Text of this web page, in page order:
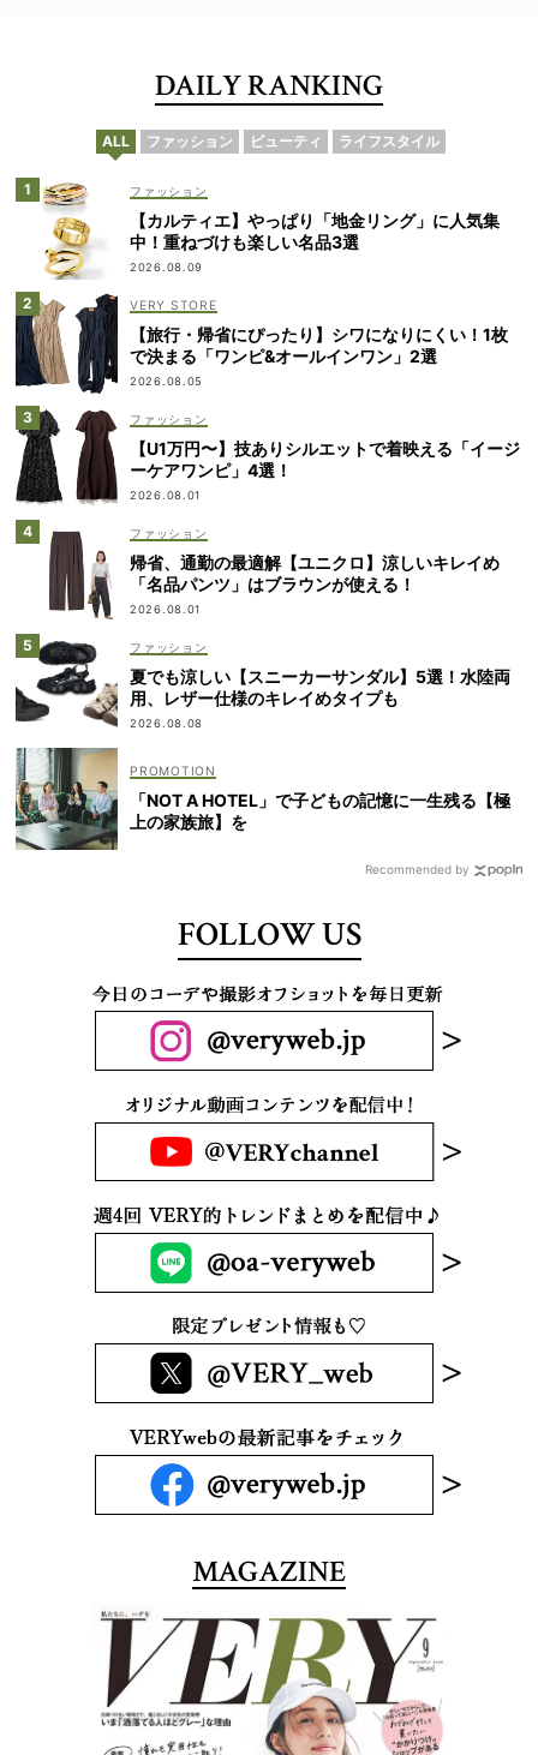
DAILY RANKING
ALL ファッション ビューティ ライフスタイル
ファッション
【カルティエ】やっぱり「地金リング」に人気集
中！重ねづけも楽しい名品3選
2026.08.09
VERY STORE
【旅行・帰省にぴったり】シワになりにくい！1枚
で決まる「ワンピ&オールインワン」2選
2026.08.05
ファッション
【U1万円〜】技ありシルエットで着映える「イージ
ーケアワンピ」4選！
2026.08.01
ファッション
帰省、通勤の最適解【ユニクロ】涼しいキレイめ
「名品パンツ」はブラウンが使える！
2026.08.01
ファッション
夏でも涼しい【スニーカーサンダル】5選！水陸両
用、レザー仕様のキレイめタイプも
2026.08.08
「NOT A HOTEL」で子どもの記憶に一生残る【極
上の家族旅】を
Recommended by
FOLLOW US
MAGAZINE